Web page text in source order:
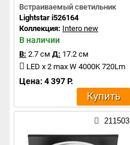
Встраиваемый светильник
Lightstar i526164
Коллекция: Intero new
В наличии
В: 2.7 см Д: 17.2 см
LED x 2 max W 4000K 720Lm
Цена: 4 397 Р.
Купить
211503